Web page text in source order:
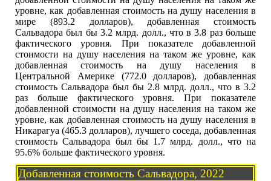
уровне, как добавленная стоимость на душу населения в
мире (893.2 долларов), добавленная стоимость
Сальвадора был бы 3.2 млрд. долл., что в 3.8 раз больше
фактического уровня. При показателе добавленной
стоимости на душу населения на таком же уровне, как
добавленная стоимость на душу населения в
Центральной Америке (772.0 долларов), добавленная
стоимость Сальвадора был бы 2.8 млрд. долл., что в 3.2
раз больше фактического уровня. При показателе
добавленной стоимости на душу населения на таком же
уровне, как добавленная стоимость на душу населения в
Никарагуа (465.3 долларов), лучшего соседа, добавленная
стоимость Сальвадора был бы 1.7 млрд. долл., что на
95.6% больше фактического уровня.
Добавленная стоимость Сальвадора, 2022